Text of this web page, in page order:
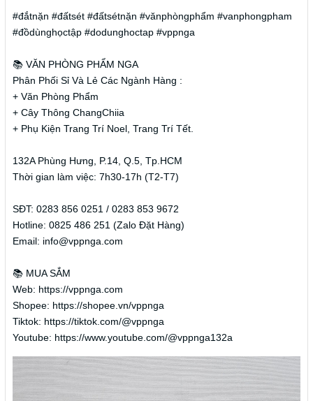
#đắtnặn #đấtsét #đấtsétnặn #vănphòngphẩm #vanphongpham
#đồdùnghọctập #dodunghoctap #vppnga
📚 VĂN PHÒNG PHẨM NGA
Phân Phối Sỉ Và Lẻ Các Ngành Hàng :
+ Văn Phòng Phẩm
+ Cây Thông ChangChiia
+ Phụ Kiện Trang Trí Noel, Trang Trí Tết.
132A Phùng Hưng, P.14, Q.5, Tp.HCM
Thời gian làm việc: 7h30-17h (T2-T7)
SĐT: 0283 856 0251 / 0283 853 9672
Hotline: 0825 486 251 (Zalo Đặt Hàng)
Email: info@vppnga.com
📚 MUA SẮM
Web: https://vppnga.com
Shopee: https://shopee.vn/vppnga
Tiktok: https://tiktok.com/@vppnga
Youtube: https://www.youtube.com/@vppnga132a